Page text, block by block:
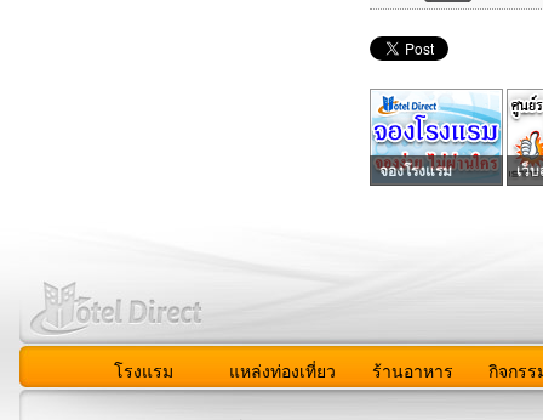
จองโรงแรม เว็บ
โรงแรม แหล่งท่องเที่ยว ร้านอาหาร กิจกรร